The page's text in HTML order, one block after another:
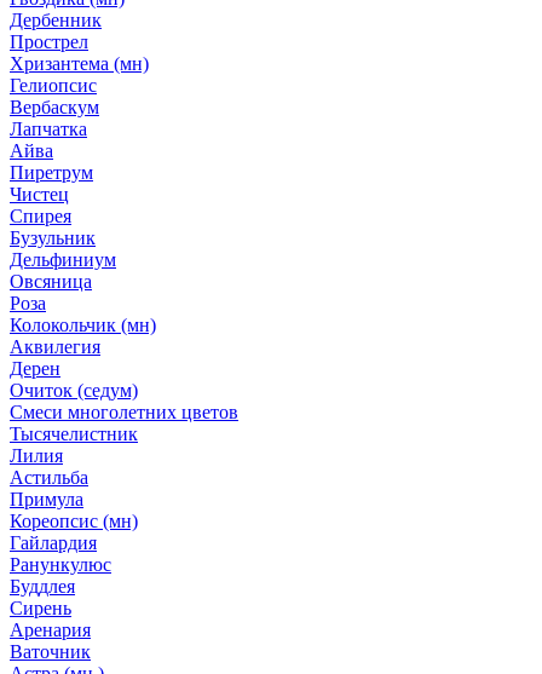
Дербенник
Прострел
Хризантема (мн)
Гелиопсис
Вербаскум
Лапчатка
Айва
Пиретрум
Чистец
Спирея
Бузульник
Дельфиниум
Овсяница
Роза
Колокольчик (мн)
Аквилегия
Дерен
Очиток (седум)
Смеси многолетних цветов
Тысячелистник
Лилия
Астильба
Примула
Кореопсис (мн)
Гайлардия
Ранункулюс
Буддлея
Сирень
Аренария
Ваточник